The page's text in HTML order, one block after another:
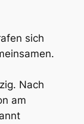
sich
Nach
am